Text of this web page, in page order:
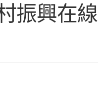
振興在線_